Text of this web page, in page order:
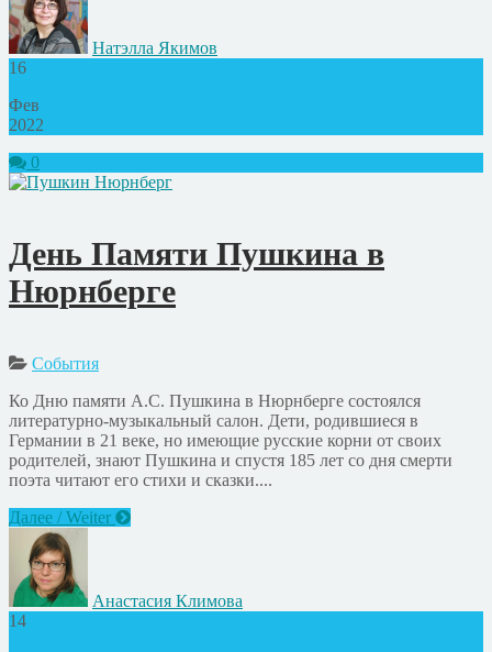
Натэлла Якимов
16
Фев
2022
0
День Памяти Пушкина в
Нюрнберге
События
Ко Дню памяти А.С. Пушкина в Нюрнберге состоялся
литературно-музыкальный салон. Дети, родившиеся в
Германии в 21 веке, но имеющие русские корни от своих
родителей, знают Пушкина и спустя 185 лет со дня смерти
поэта читают его стихи и сказки....
Далее / Weiter
Анастасия Климова
14